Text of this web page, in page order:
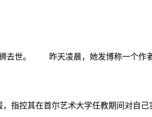
去世。 昨天凌晨，她发博称一个
控其在首尔艺术大学任教期间对自己